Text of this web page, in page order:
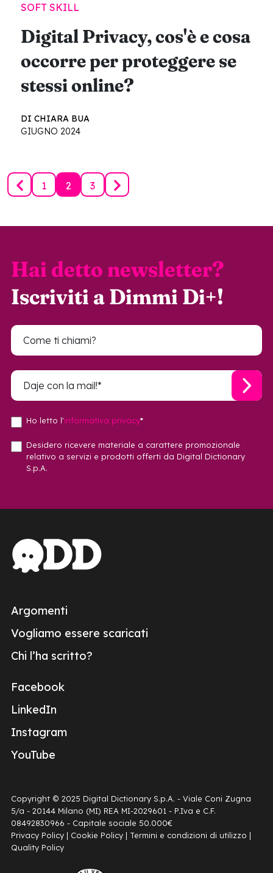
SOFT SKILL
Digital Privacy, cos'è e cosa
occorre per proteggere se
stessi online?
DI CHIARA BUA
GIUGNO 2024
1 2 3
Hai detto newsletter?
Iscriviti a Dimmi Di+!
Ho letto l'informativa privacy*
Desidero ricevere materiale a carattere promozionale
relativo a servizi e prodotti offerti da Digital Dictionary
S.p.A.
Argomenti
Vogliamo essere scaricati
Chi l’ha scritto?
Facebook
LinkedIn
Instagram
YouTube
Copyright © 2025 Digital Dictionary S.p.A. - Viale Coni Zugna
5/a - 20144 Milano (MI) REA MI-2029601 - P.Iva e C.F.
08492830966 - Capitale sociale 50.000€
Privacy Policy | Cookie Policy | Termini e condizioni di utilizzo |
Quality Policy